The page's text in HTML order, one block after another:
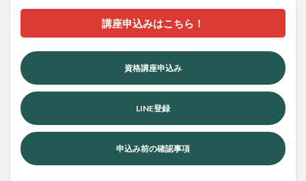
講座申込みはこちら！
資格講座申込み
LINE登録
申込み前の確認事項